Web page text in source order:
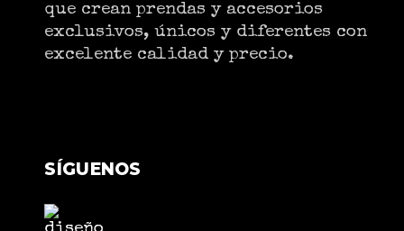
que crean prendas y accesorios
exclusivos, únicos y diferentes con
excelente calidad y precio.
SÍGUENOS